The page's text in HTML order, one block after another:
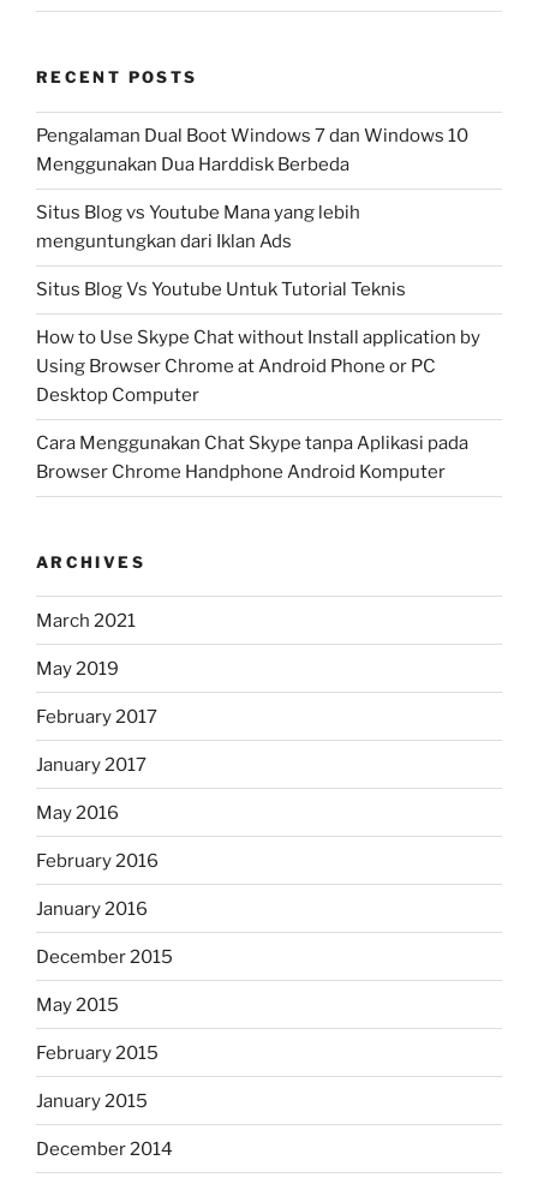
RECENT POSTS
Pengalaman Dual Boot Windows 7 dan Windows 10
Menggunakan Dua Harddisk Berbeda
Situs Blog vs Youtube Mana yang lebih
menguntungkan dari Iklan Ads
Situs Blog Vs Youtube Untuk Tutorial Teknis
How to Use Skype Chat without Install application by
Using Browser Chrome at Android Phone or PC
Desktop Computer
Cara Menggunakan Chat Skype tanpa Aplikasi pada
Browser Chrome Handphone Android Komputer
ARCHIVES
March 2021
May 2019
February 2017
January 2017
May 2016
February 2016
January 2016
December 2015
May 2015
February 2015
January 2015
December 2014